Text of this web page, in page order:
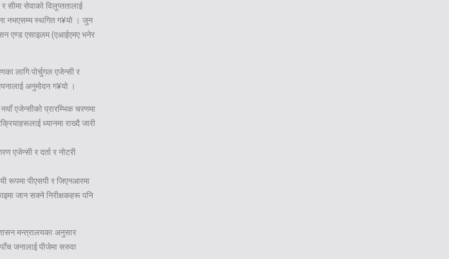
सीमा सेवाको विलुप्ततालाई
नभएसम्म स्थगित ग¥यो । जुन
एण्ड एसाइलम (एआईएमए भनेर
लागि पोर्चुगल एजेन्सी र
अनुमोदन ग¥यो ।
एजेन्सीको प्रारम्भिक चरणमा
ध्यानमा राख्दै जारी
एजेन्सी र दर्ता र नोटरी
रूपमा पीएसपी र जिएनआरमा
जान सक्ने निरीक्षकहरू पनि
मन्त्रालयका अनुसार
जनालाई पीजेमा सरुवा